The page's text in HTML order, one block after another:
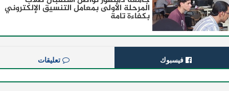
المرحلة الأولى بمعامل التنسيق الإلكتروني
بكفاءة تامة
فيسبوك تعليقات